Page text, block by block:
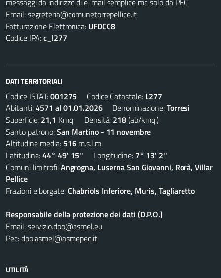
messaggi da indirizzo di e-mail semplice ma solo da PEC
Email:segreteria@comunetorrepellice.it
Fatturazione Elettronica: UFDCC8
Codice IPA:c_l277
DATI TERRITORIALI
Codice ISTAT:001275 Codice Catastale: L277
Abitanti:4571 al 01.01.2026 Denominazione:Torresi
Superficie: 21,1 Kmq. Densità: 218(ab/kmq.)
Santo patrono:San Martino - 11 novembre
Altitudine media: 516 m.s.l.m.
Latitudine:44° 49' 15'' Longitudine: 7° 13' 2''
Comuni limitrofi:Angrogna, Luserna San Giovanni, Rorà, Villar
Pellice
Frazioni e borgate:Chabriols Inferiore, Muris, Tagliaretto
Responsabile della protezione dei dati (D.P.O.)
Email:servizio.dpo@asmel.eu
Pec:dpo.asmel@asmepec.it
UTILITÀ